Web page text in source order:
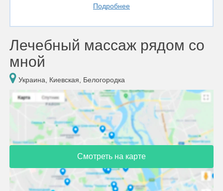
Подробнее
Лечебный массаж рядом со
мной
Украина, Киевская, Белогородка
Смотреть на карте